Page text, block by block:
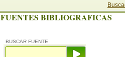
FUENTES BIBLIOGRAFICAS
BUSCAR FUENTE